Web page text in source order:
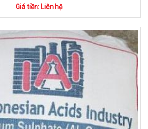
Giá tiền: Liên hệ